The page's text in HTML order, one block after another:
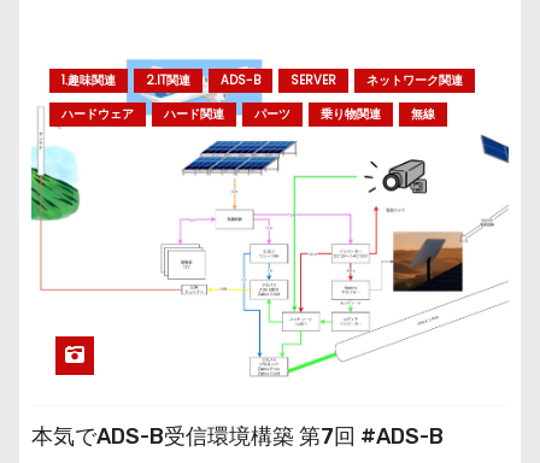
1.趣味関連 2.IT関連 ADS-B SERVER
ネットワーク関連
ハードウェア
ハード関連 パーツ 乗り物関連 無線
本気でADS-B受信環境構築 第7回 #ADS-B